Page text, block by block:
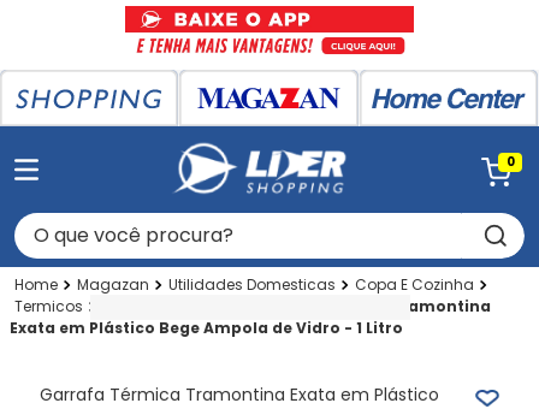
0
O que você procura?
Magazan Utilidades Domesticas
Copa E Cozinha
Termicos
Garrafa Térmica Tramontina
Exata em Plástico Bege Ampola de Vidro - 1 Litro
Garrafa Térmica Tramontina Exata em Plástico